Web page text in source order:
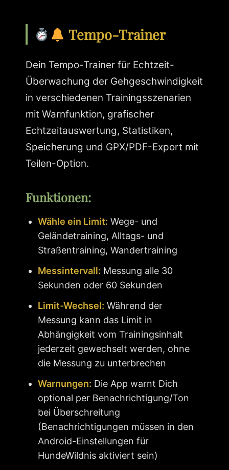
Tempo-Trainer
Dein Tempo-Trainer für Echtzeit-
Überwachung der Gehgeschwindigkeit
in verschiedenen Trainingsszenarien
mit Warnfunktion, grafischer
Echtzeitauswertung, Statistiken,
Speicherung und GPX/PDF-Export mit
Teilen-Option.
Funktionen:
Wähle ein Limit: Wege- und
Geländetraining, Alltags- und
Straßentraining, Wandertraining
Messintervall: Messung alle 30
Sekunden oder 60 Sekunden
Limit-Wechsel: Während der
Messung kann das Limit in
Abhängigkeit vom Trainingsinhalt
jederzeit gewechselt werden, ohne
die Messung zu unterbrechen
Warnungen: Die App warnt Dich
optional per Benachrichtigung/Ton
bei Überschreitung
(Benachrichtigungen müssen in den
Android-Einstellungen für
HundeWildnis aktiviert sein)